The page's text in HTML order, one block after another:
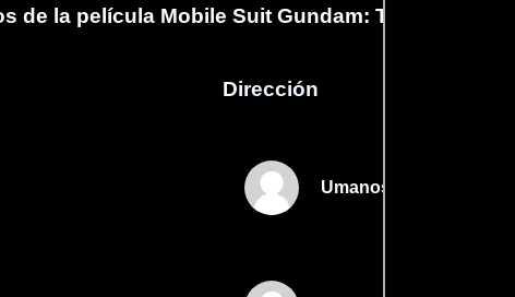
de la película Mobile Suit Gundam: The 08th MS
Dirección
Umanosuke Iida